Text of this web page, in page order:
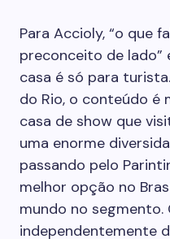
Para Accioly, “o que
preconceito de lado”
casa é só para
do Rio, o conteúdo é
casa de show que
uma enorme
passando pelo
melhor opção no
mundo no
independentemente